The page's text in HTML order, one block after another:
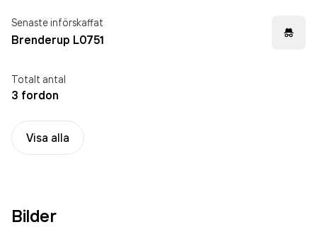
Senaste införskaffat
Brenderup L0751
Totalt antal
3 fordon
Visa alla
Bilder